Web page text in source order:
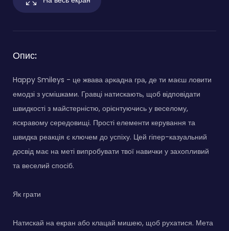
Опис:
Happy Smileys - це жвава аркадна гра, де ти маєш ловити
емодзі з усмішками. Гравці натискають, щоб відповідати
швидкості з майстерністю, орієнтуючись у веселому,
яскравому середовищі. Прості елементи керування та
швидка реакція є ключем до успіху. Цей гіпер-казуальний
досвід має на меті випробувати твої навички у захопливий
та веселий спосіб.
Як грати
Натискай на екран або клацай мишею, щоб рухатися. Мета